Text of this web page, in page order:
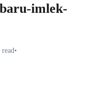
imlek-
•